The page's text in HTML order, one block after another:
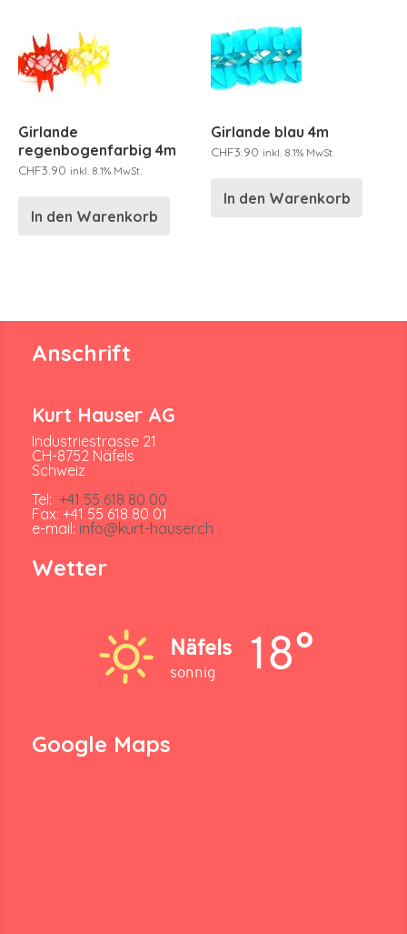
Girlande
regenbogenfarbig 4m
CHF3.90 inkl. 8.1% MwSt.
In den Warenkorb
Girlande blau 4m
CHF3.90 inkl. 8.1% MwSt.
In den Warenkorb
Anschrift
Kurt Hauser AG
Industriestrasse 21
CH-8752 Näfels
Schweiz
Tel: +41 55 618 80 00
Fax: +41 55 618 80 01
e-mail: info@kurt-hauser.ch
Wetter
Näfels
sonnig 18°
Google Maps